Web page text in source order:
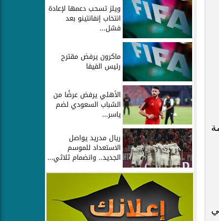
ويلز تسحب دعمها لإعادة
انتخاب إنفانتينو بعد
فشل...
ماكرون يرفض مقترح
رئيس الفيفا
الأهلي يرفض عرضًا من
الشباب السعودي لضم
ياسر...
ريال مدريد يواصل
الاستعداد للموسم
الجديد.. وانضمام ثلاثي...